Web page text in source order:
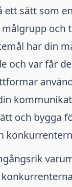
ett sätt som
och
har din
och var får
och bygga